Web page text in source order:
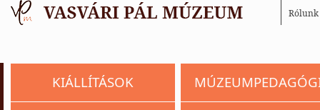
Rólunk
KIÁLLÍTÁSOK